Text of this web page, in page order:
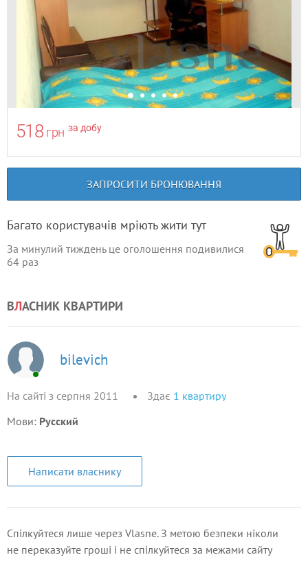
518 грн за добу
ЗАПРОСИТИ БРОНЮВАННЯ
Багато користувачів мріють жити тут
За минулий тиждень це оголошення подивилися
64 раз
ВЛАСНИК КВАРТИРИ
bilevich
На сайті з серпня 2011 Здає 1 квартиру
Мови: Русский
Написати власнику
Спілкуйтеся лише через Vlasne. З метою безпеки ніколи
не переказуйте гроші і не спілкуйтеся за межами сайту